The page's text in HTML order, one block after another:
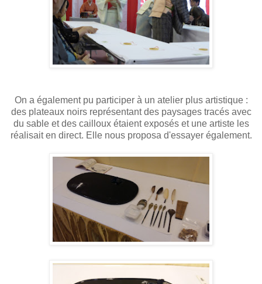
On a également pu participer à un atelier plus artistique :
des plateaux noirs représentant des paysages tracés avec
du sable et des cailloux étaient exposés et une artiste les
réalisait en direct. Elle nous proposa d'essayer également.